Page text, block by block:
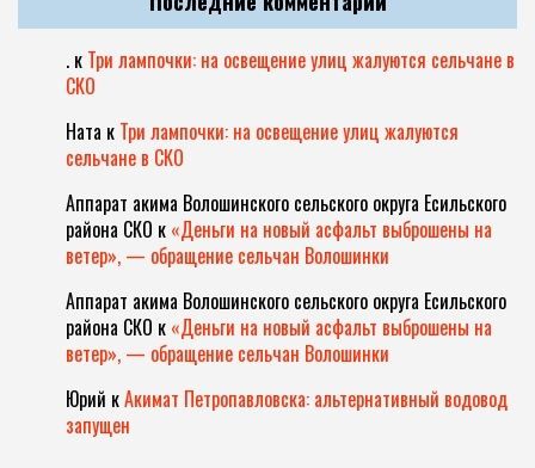
. к Три лампочки: на освещение улиц жалуются сельчане в
СКО
Ната к Три лампочки: на освещение улиц жалуются
сельчане в СКО
Аппарат акима Волошинского сельского округа Есильского
района СКО к «Деньги на новый асфальт выброшены на
ветер», — обращение сельчан Волошинки
Аппарат акима Волошинского сельского округа Есильского
района СКО к «Деньги на новый асфальт выброшены на
ветер», — обращение сельчан Волошинки
Юрий кАкимат Петропавловска: альтернативный водовод
запущен